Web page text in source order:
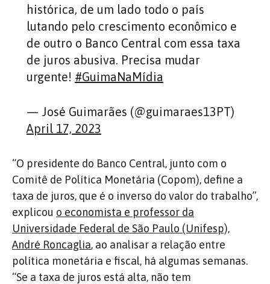
histórica, de um lado todo o país
lutando pelo crescimento econômico e
de outro o Banco Central com essa taxa
de juros abusiva. Precisa mudar
urgente! #GuimaNaMídia
— José Guimarães (@guimaraes13PT)
April 17, 2023
“O presidente do Banco Central, junto com o
Comitê de Política Monetária (Copom), define a
taxa de juros, que é o inverso do valor do trabalho”,
explicou o economista e professor da
Universidade Federal de São Paulo (Unifesp),
André Roncaglia, ao analisar a relação entre
política monetária e fiscal, há algumas semanas.
“Se a taxa de juros está alta, não tem